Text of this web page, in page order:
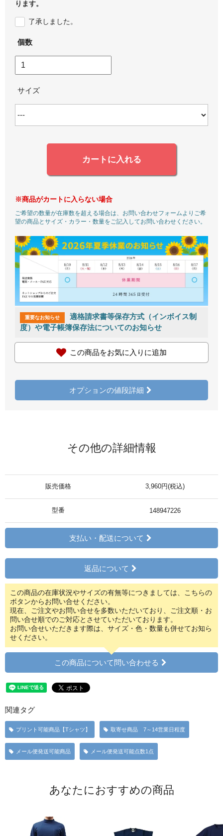
ります。
了承しました。
個数
サイズ
カートに入れる
※商品がカートに入らない場合
ご希望の数量が在庫数を超える場合は、お問い合わせフォームよりご希
望の商品とサイズ・カラー・数量をご記入してお問い合わせください。
重要なお知らせ
適格請求書等保存方式（インボイス制
度）や電子帳簿保存法についてのお知らせ
この商品をお気に入りに追加
オプションの値段詳細
その他の詳細情報
販売価格 3,960円(税込)
型番 148947226
支払い・配送について
返品について
この商品の在庫状況やサイズの有無等につきましては、こちらの
ボタンからお問い合せください。
現在、ご注文やお問い合せを多数いただいており、ご注文順・お
問い合せ順でのご対応とさせていただいております。
お問い合せいただきます際は、サイズ・色・数量も併せてお知ら
せください。
この商品について問い合わせる
関連タグ
プリント可能商品【Tシャツ】 取寄せ商品 7～14営業日程度
メール便発送可能商品 メール便発送可能点数1点
あなたにおすすめの商品